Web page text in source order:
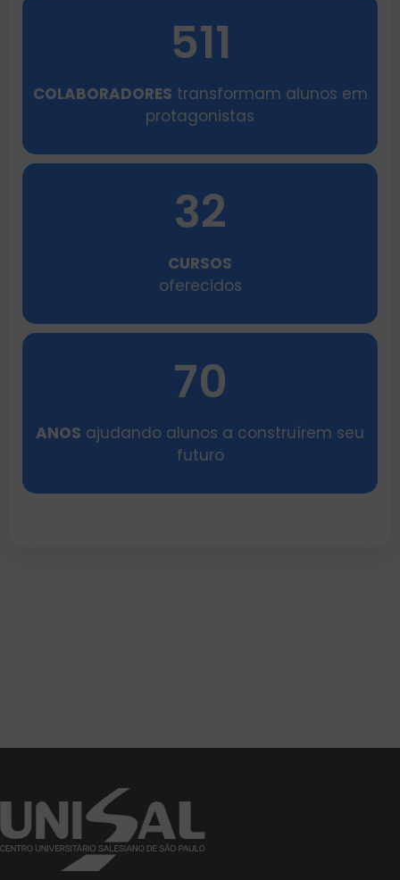
511
COLABORADORES transformam alunos em
protagonistas
32
CURSOS
oferecidos
70
ANOS ajudando alunos a construírem seu
futuro